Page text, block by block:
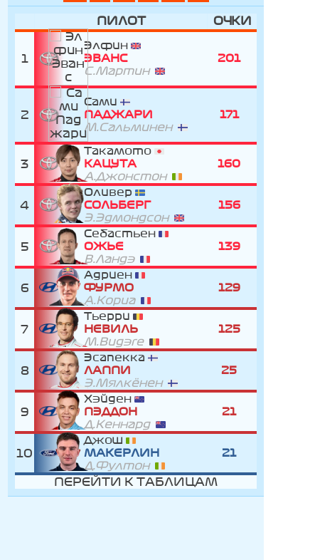
ПИЛОТ ОЧКИ
1
Элфин
ЭВАНС
С.Мартин
201
2
Сами
ПАДЖАРИ
М.Сальминен
171
3
Такамото
КАЦУТА
А.Джонстон
160
4
Оливер
СОЛЬБЕРГ
Э.Эдмондсон
156
5
Себастьен
ОЖЬЕ
В.Ландэ
139
6
Адриен
ФУРМО
А.Кориа
129
7
Тьерри
НЕВИЛЬ
М.Видэге
125
8
Эсапекка
ЛАППИ
Э.Мялкёнен
25
9
Хэйден
ПЭДДОН
Д.Кеннард
21
10
Джош
МАКЕРЛИН
Д.Фултон
21
ПЕРЕЙТИ К ТАБЛИЦАМ